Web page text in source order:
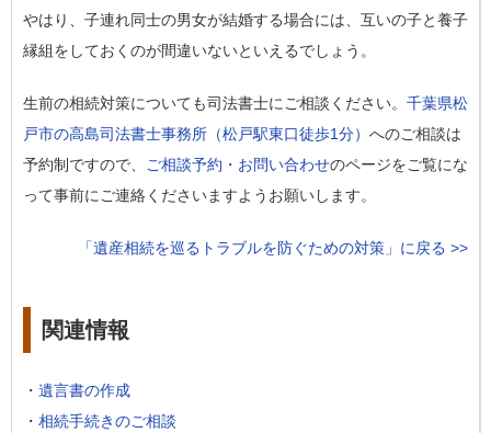
やはり、子連れ同士の男女が結婚する場合には、互いの子と養子
縁組をしておくのが間違いないといえるでしょう。
生前の相続対策についても司法書士にご相談ください。 千葉県松
戸市の高島司法書士事務所（松戸駅東口徒歩1分） へのご相談は
予約制ですので、
ご相談予約・お問い合わせのページをご覧にな
って事前にご連絡くださいますようお願いします。
「遺産相続を巡るトラブルを防ぐための対策」に戻る >>
関連情報
・ 遺言書の作成
・ 相続手続きのご相談